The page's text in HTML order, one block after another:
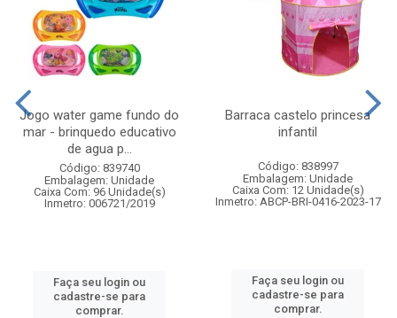
Jogo water game fundo do
mar - brinquedo educativo
de agua p...
Código: 839740
Embalagem: Unidade
Caixa Com: 96 Unidade(s)
Inmetro: 006721/2019
Faça seu login ou
cadastre-se para
comprar.
Barraca castelo princesa
infantil
Código: 838997
Embalagem: Unidade
Caixa Com: 12 Unidade(s)
Inmetro: ABCP-BRI-0416-2023-17
Faça seu login ou
cadastre-se para
comprar.